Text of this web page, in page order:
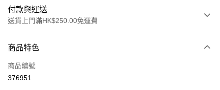
付款與運送
送貨上門滿HK$250.00免運費
信用卡
Apple Pay
商品特色
商品編號
376951